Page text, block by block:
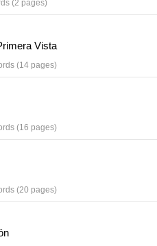
de su personalidad y
de los conflictos que
cambio, son muy
se desarrolla
Mai, Tailandia. -Algunos
Lady también hacen
Ra-ping, puedo garantizar
tan cautivadora que no
les sacará la sonrisa más
(2 pages)
a Primera Vista
(14 pages)
(16 pages)
(20 pages)